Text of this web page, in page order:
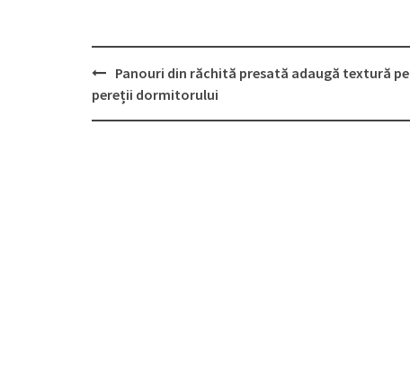
Post
navigation
Panouri din răchită presată adaugă textură pe
pereții dormitorului